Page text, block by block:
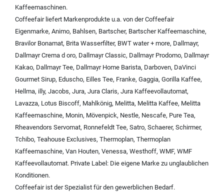
Kaffeemaschinen.
Coffeefair liefert Markenprodukte u.a. von derCoffeefair
Eigenmarke, Animo, Bahlsen, Bartscher, Bartscher Kaffeemaschine,
Bravilor Bonamat, Brita Wasserfilter, BWT water + more, Dallmayr,
Dallmayr Crema d oro, Dallmayr Classic, Dallmayr Prodomo, Dallmayr
Kakao, Dallmayr Tee, Dallmayr Home Barista, Darboven, DaVinci
Gourmet Sirup, Eduscho, Eilles Tee, Franke, Gaggia, Gorilla Kaffee,
Hellma, illy, Jacobs, Jura, Jura Claris, Jura Kaffeevollautomat,
Lavazza, Lotus Biscoff, Mahlkönig, Melitta, Melitta Kaffee, Melitta
Kaffeemaschine, Monin, Mövenpick, Nestle, Nescafe, Pure Tea,
Rheavendors Servomat, Ronnefeldt Tee, Satro, Schaerer, Schirmer,
Tchibo, Teahouse Exclusives, Thermoplan, Thermoplan
Kaffeemaschine, Van Houten, Venessa, Westhoff, WMF, WMF
Kaffeevollautomat. Private Label: Die eigene Marke zu unglaublichen
Konditionen.
Coffeefair ist der Spezialist für den gewerblichen Bedarf.